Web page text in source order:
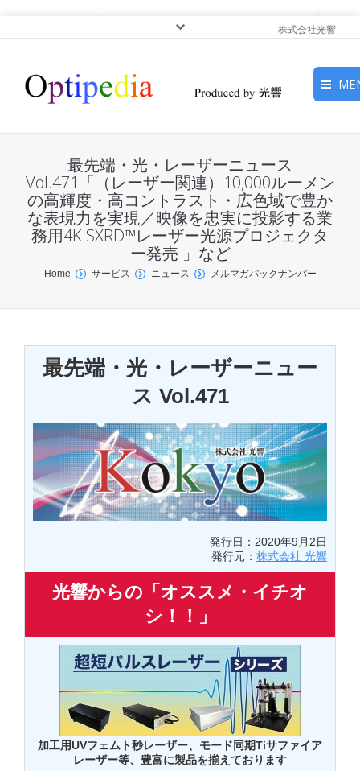
株式会社光響
ピックアップ
光基礎・光源
光応用・アプリケーショ
ン
サービス
最先端・光・レーザーニュース
Vol.471「（レーザー関連）10,000ルーメン
の高輝度・高コントラスト・広色域で豊か
な表現力を実現／映像を忠実に投影する業
務用4K SXRD™レーザー光源プロジェクタ
ー発売 」など
You are here:
Home サービス ニュース メルマガバックナンバー
最先端・光・レーザーニュー
ス Vol.471
発行日：2020年9月2日
発行元： 株式会社 光響
光響からの「オススメ・イチオ
シ！！」
加工用UVフェムト秒レーザー、モード同期Tiサファイア
レーザー等、豊富に製品を揃えております